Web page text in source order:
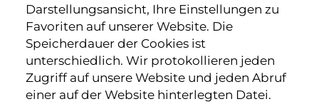
Darstellungsansicht, Ihre Einstellungen zu
Favoriten auf unserer Website. Die
Speicherdauer der Cookies ist
unterschiedlich. Wir protokollieren jeden
Zugriff auf unsere Website und jeden Abruf
einer auf der Website hinterlegten Datei.